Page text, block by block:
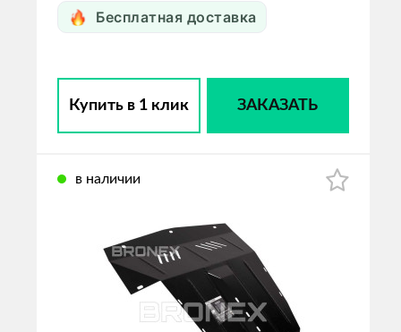
Бесплатная доставка
Купить в 1 клик ЗАКАЗАТЬ
в наличии